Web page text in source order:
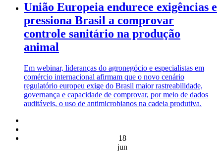
União Europeia endurece exigências e
pressiona Brasil a comprovar
controle sanitário na produção
animal
Em webinar, lideranças do agronegócio e especialistas em
comércio internacional afirmam que o novo cenário
regulatório europeu exige do Brasil maior rastreabilidade,
governança e capacidade de comprovar, por meio de dados
auditáveis, o uso de antimicrobianos na cadeia produtiva.
18
jun